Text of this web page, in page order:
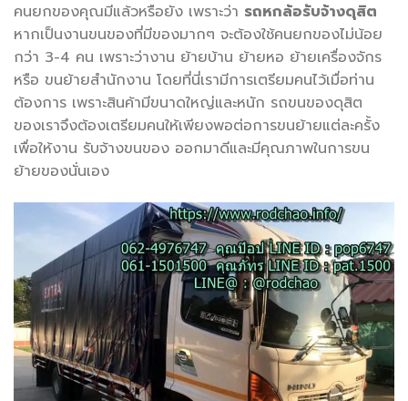
คนยกของคุณมีแล้วหรือยัง เพราะว่า รถหกล้อรับจ้างดุสิต
หากเป็นงานขนของที่มีของมากๆ จะต้องใช้คนยกของไม่น้อย
กว่า 3-4 คน เพราะว่างาน ย้ายบ้าน ย้ายหอ ย้ายเครื่องจักร
หรือ ขนย้ายสำนักงาน โดยที่นี่เรามีการเตรียมคนไว้เมื่อท่าน
ต้องการ เพราะสินค้ามีขนาดใหญ่และหนัก รถขนของดุสิต
ของเราจึงต้องเตรียมคนให้เพียงพอต่อการขนย้ายแต่ละครั้ง
เพื่อให้งาน รับจ้างขนของ ออกมาดีและมีคุณภาพในการขน
ย้ายของนั่นเอง